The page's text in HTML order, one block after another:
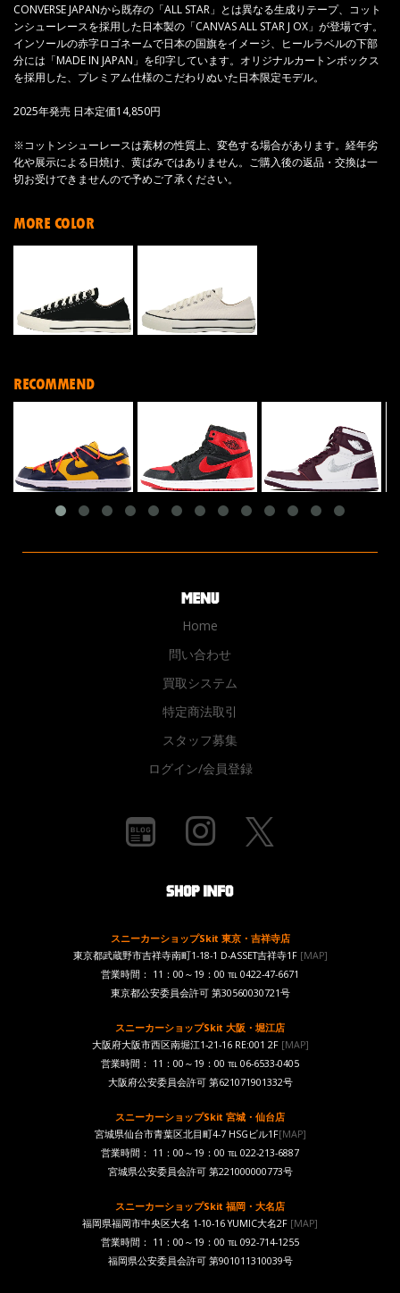
CONVERSE JAPANから既存の「ALL STAR」とは異なる生成りテープ、コット
ンシューレースを採用した日本製の「CANVAS ALL STAR J OX」が登場です。
インソールの赤字ロゴネームで日本の国旗をイメージ、ヒールラベルの下部
分には「MADE IN JAPAN」を印字しています。オリジナルカートンボックス
を採用した、プレミアム仕様のこだわりぬいた日本限定モデル。
2025年発売 日本定価14,850円
※コットンシューレースは素材の性質上、変色する場合があります。経年劣
化や展示による日焼け、黄ばみではありません。ご購入後の返品・交換は一
切お受けできませんので予めご了承ください。
MORE COLOR
RECOMMEND
Home
問い合わせ
買取システム
特定商法取引
スタッフ募集
ログイン/会員登録
スニーカーショップSkit 東京・吉祥寺店
東京都武蔵野市吉祥寺南町1-18-1 D-ASSET吉祥寺1F [MAP]
営業時間： 11：00～19：00 ℡ 0422-47-6671
東京都公安委員会許可 第30560030721号
スニーカーショップSkit 大阪・堀江店
大阪府大阪市西区南堀江1-21-16 RE:001 2F[MAP]
営業時間： 11：00～19：00 ℡ 06-6533-0405
大阪府公安委員会許可 第621071901332号
スニーカーショップSkit 宮城・仙台店
宮城県仙台市青葉区北目町4-7 HSGビル1F[MAP]
営業時間： 11：00～19：00 ℡ 022-213-6887
宮城県公安委員会許可 第221000000773号
スニーカーショップSkit 福岡・大名店
福岡県福岡市中央区大名 1-10-16 YUMIC大名2F [MAP]
営業時間： 11：00～19：00 ℡ 092-714-1255
福岡県公安委員会許可 第901011310039号